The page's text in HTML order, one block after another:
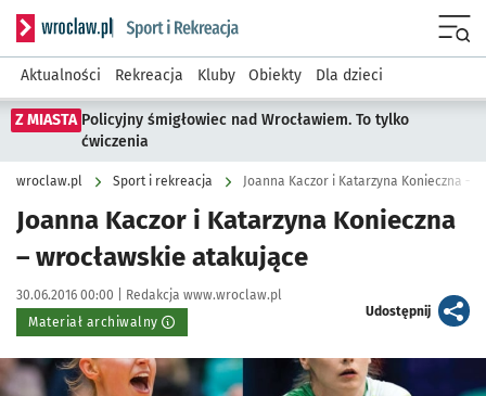
Serwis informacyjny wroclaw.pl podserwis: Sport i rekreacja
Aktualności Rekreacja Kluby Obiekty Dla dzieci
Z MIASTA Policyjny śmigłowiec nad Wrocławiem. To tylko
ćwiczenia
wroclaw.pl Sport i rekreacja Joanna Kaczor i Katarzyna Konieczna –
Joanna Kaczor i Katarzyna Konieczna
– wrocławskie atakujące
Data publikacji:
30.06.2016 00:00 | Autor:
Redakcja www.wroclaw.pl
Materiał archiwalny
Udostępnijartykuł
Kliknij, aby powiększyć